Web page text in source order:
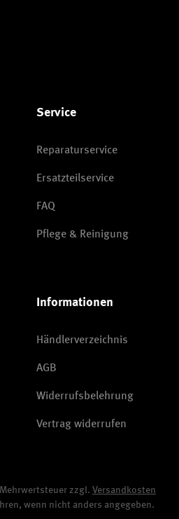
Service
Reparaturservice
Ersatzteilservice
FAQ
Pflege & Reinigung
Informationen
Händlerverzeichnis
AGB
Widerrufsbelehrung
Vertrag widerrufen
zzgl. Versandkosten
wenn nicht anders angegeben.